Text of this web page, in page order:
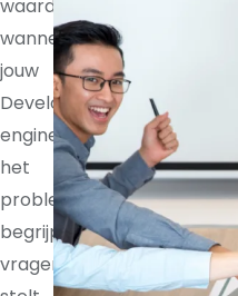
waardevoller
wanneer
jouw
Development
engineer
het
probleem
begrijpt,
vragen